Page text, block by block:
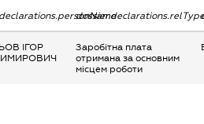
ІГОР
Заробітна плата
отримана за основним
місцем роботи